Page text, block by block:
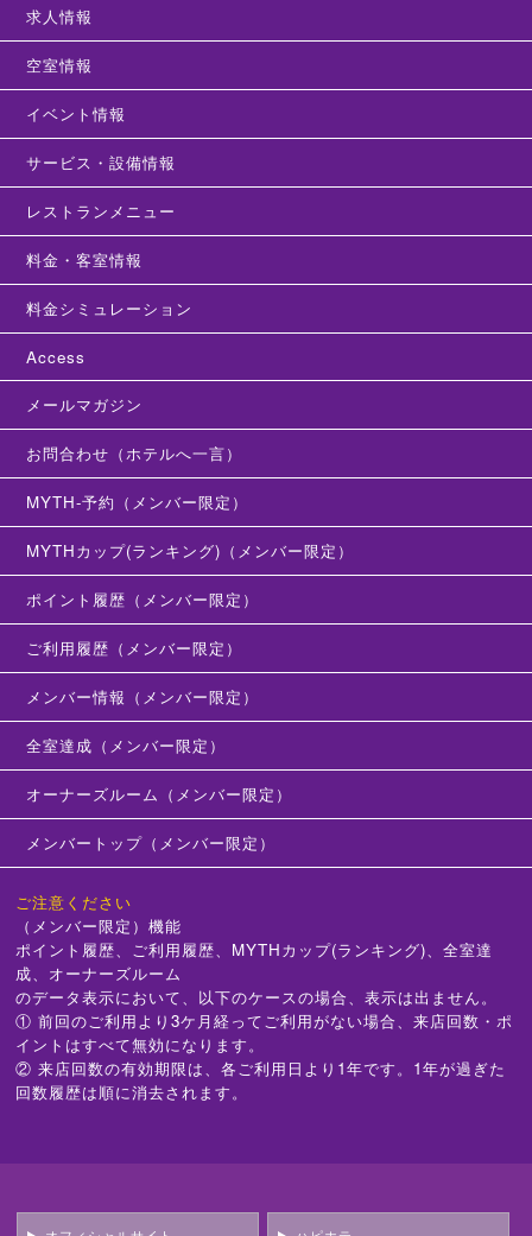
求人情報
空室情報
イベント情報
サービス・設備情報
レストランメニュー
料金・客室情報
料金シミュレーション
Access
メールマガジン
お問合わせ（ホテルへ一言）
MYTH-予約（メンバー限定）
MYTHカップ(ランキング)（メンバー限定）
ポイント履歴（メンバー限定）
ご利用履歴（メンバー限定）
メンバー情報（メンバー限定）
全室達成（メンバー限定）
オーナーズルーム（メンバー限定）
メンバートップ（メンバー限定）
ご注意ください
（メンバー限定）機能
ポイント履歴、ご利用履歴、MYTHカップ(ランキング)、全室達
成、オーナーズルーム
のデータ表示において、以下のケースの場合、表示は出ません。
① 前回のご利用より3ケ月経ってご利用がない場合、来店回数・ポ
イントはすべて無効になります。
② 来店回数の有効期限は、各ご利用日より1年です。1年が過ぎた
回数履歴は順に消去されます。